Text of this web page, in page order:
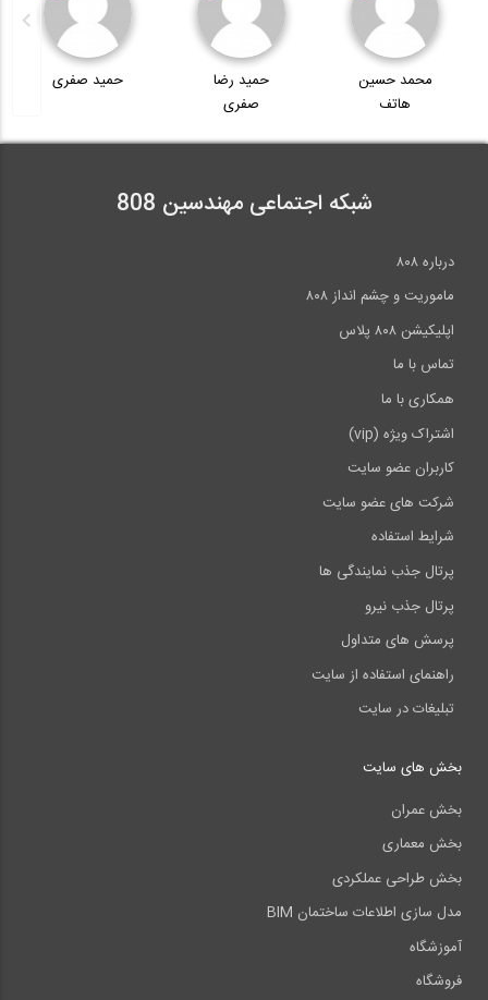
محمد حسین
هاتف
حمید رضا
صفری
حمید صفری
شبکه اجتماعی مهندسین 808
درباره ۸۰۸
ماموریت و چشم انداز ۸۰۸
اپلیکیشن ۸۰۸ پلاس
تماس با ما
همکاری با ما
اشتراک ویژه (vip)
کاربران عضو سایت
شرکت های عضو سایت
شرایط استفاده
پرتال جذب نمایندگی ها
پرتال جذب نیرو
پرسش های متداول
راهنمای استفاده از سایت
تبلیغات در سایت
بخش های سایت
بخش عمران
بخش معماری
بخش طراحی عملکردی
مدل سازی اطلاعات ساختمان BIM
آموزشگاه
فروشگاه